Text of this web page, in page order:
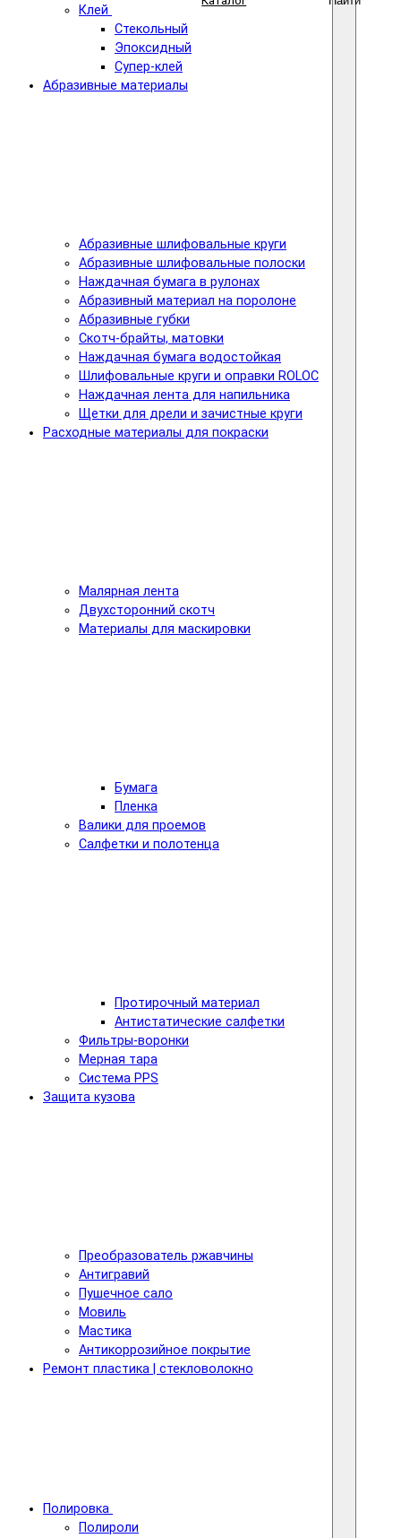
Клей
Стекольный
Эпоксидный
Супер-клей
Абразивные материалы
Абразивные шлифовальные круги
Абразивные шлифовальные полоски
Наждачная бумага в рулонах
Абразивный материал на поролоне
Абразивные губки
Скотч-брайты, матовки
Наждачная бумага водостойкая
Шлифовальные круги и оправки ROLOC
Наждачная лента для напильника
Щетки для дрели и зачистные круги
Расходные материалы для покраски
Малярная лента
Двухсторонний скотч
Материалы для маскировки
Бумага
Пленка
Валики для проемов
Салфетки и полотенца
Протирочный материал
Антистатические салфетки
Фильтры-воронки
Мерная тара
Система PPS
Защита кузова
Преобразователь ржавчины
Антигравий
Пушечное сало
Мовиль
Мастика
Антикоррозийное покрытие
Ремонт пластика | стекловолокно
Полировка
Полироли